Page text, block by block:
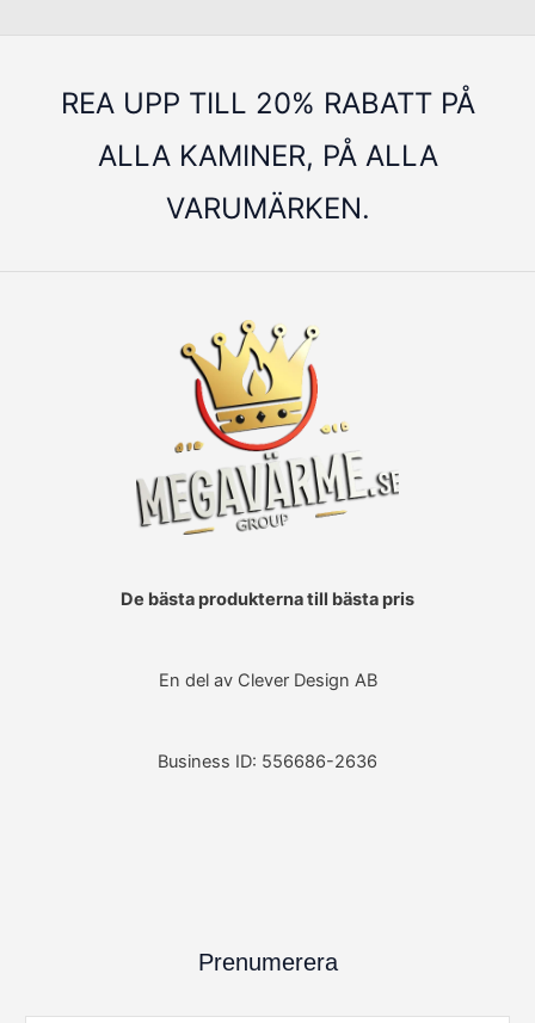
REA UPP TILL 20% RABATT PÅ
ALLA KAMINER, PÅ ALLA
VARUMÄRKEN.
De bästa produkterna till bästa pris
En del av Clever Design AB
Business ID: 556686-2636
Prenumerera